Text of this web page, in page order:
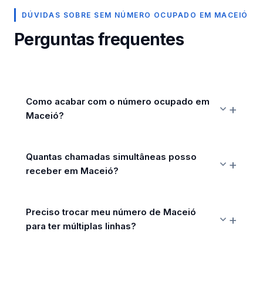
DÚVIDAS SOBRE SEM NÚMERO OCUPADO EM MACEIÓ
Perguntas frequentes
Como acabar com o número ocupado em
Maceió?
Quantas chamadas simultâneas posso
receber em Maceió?
Preciso trocar meu número de Maceió
para ter múltiplas linhas?